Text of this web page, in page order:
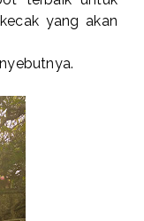
yang akan